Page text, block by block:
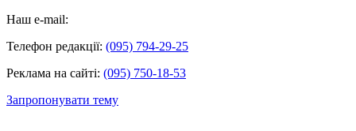
Наш e-mail:
Телефон редакції: (095) 794-29-25
Реклама на сайті: (095) 750-18-53
Запропонувати тему